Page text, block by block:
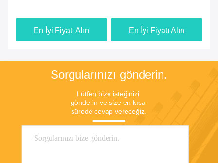
Şarj cihazı Ocpp EV Yere
monte şarj cihazı
En İyi Fiyatı Alın
CHAdeMO CCS2 Şarj
İstasyonu
En İyi Fiyatı Alın
Sorgularınızı gönderin.
Lütfen bize isteğinizi
gönderin ve size en kısa
sürede cevap vereceğiz.